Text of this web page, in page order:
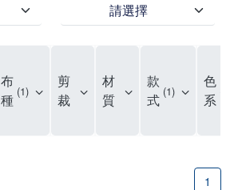
請選擇
布
種 1
剪
裁
材
質
款
式 1
色
系
1